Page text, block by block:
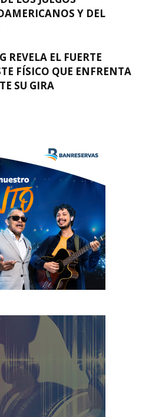
Y DEL
REVELA EL FUERTE
FÍSICO QUE ENFRENTA
SU GIRA